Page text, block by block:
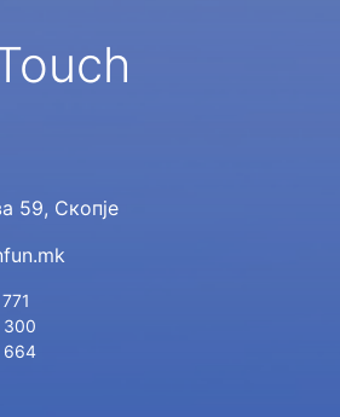
59, Скопје
300
664